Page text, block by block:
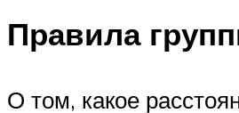
Правила
О том, какое